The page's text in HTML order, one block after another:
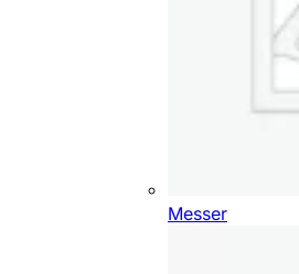
Messer